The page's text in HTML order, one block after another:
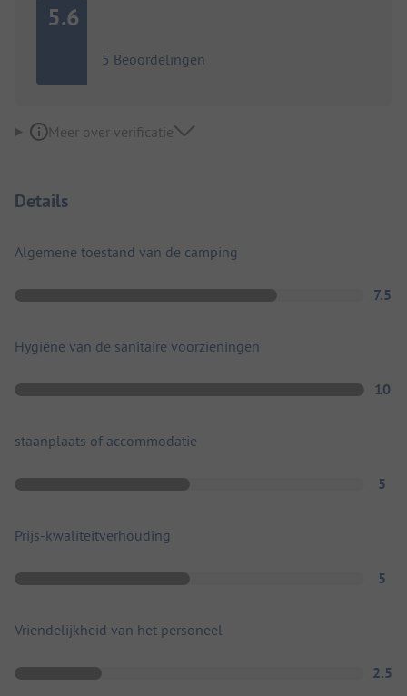
5.6
5 Beoordelingen
Meer over verificatie
Details
Algemene toestand van de camping
7.5
Hygiëne van de sanitaire voorzieningen
10
staanplaats of accommodatie
5
Prijs-kwaliteitverhouding
5
Vriendelijkheid van het personeel
2.5